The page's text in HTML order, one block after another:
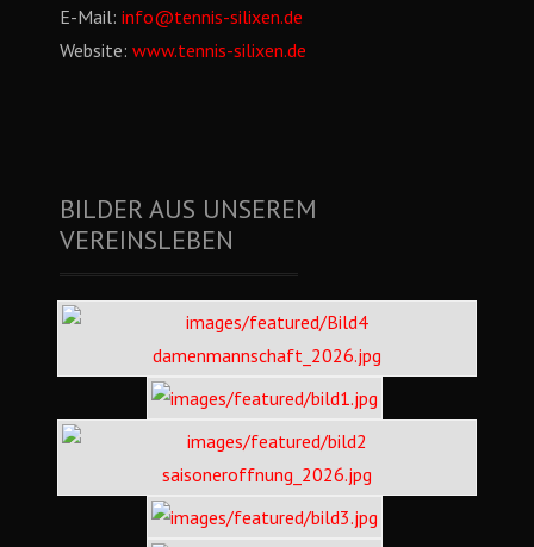
E-Mail: info@tennis-silixen.de
Website: www.tennis-silixen.de
BILDER AUS UNSEREM
VEREINSLEBEN